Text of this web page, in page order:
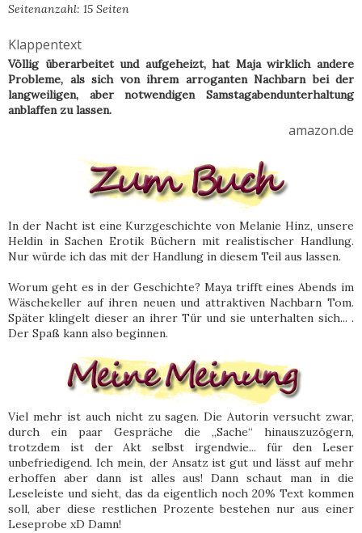
Seitenanzahl: 15 Seiten
Klappentext
Völlig überarbeitet und aufgeheizt, hat Maja wirklich andere
Probleme, als sich von ihrem arroganten Nachbarn bei der
langweiligen, aber notwendigen Samstagabendunterhaltung
anblaffen zu lassen.
amazon.de
In der Nacht ist eine Kurzgeschichte von Melanie Hinz, unsere
Heldin in Sachen Erotik Büchern mit realistischer Handlung.
Nur würde ich das mit der Handlung in diesem Teil aus lassen.
Worum geht es in der Geschichte? Maya trifft eines Abends im
Wäschekeller auf ihren neuen und attraktiven Nachbarn Tom.
Später klingelt dieser an ihrer Tür und sie unterhalten sich... .
Der Spaß kann also beginnen.
Viel mehr ist auch nicht zu sagen. Die Autorin versucht zwar,
durch ein paar Gespräche die „Sache“ hinauszuzögern,
trotzdem ist der Akt selbst irgendwie... für den Leser
unbefriedigend. Ich mein, der Ansatz ist gut und lässt auf mehr
erhoffen aber dann ist alles aus! Dann schaut man in die
Leseleiste und sieht, das da eigentlich noch 20% Text kommen
soll, aber diese restlichen Prozente bestehen nur aus einer
Leseprobe xD Damn!